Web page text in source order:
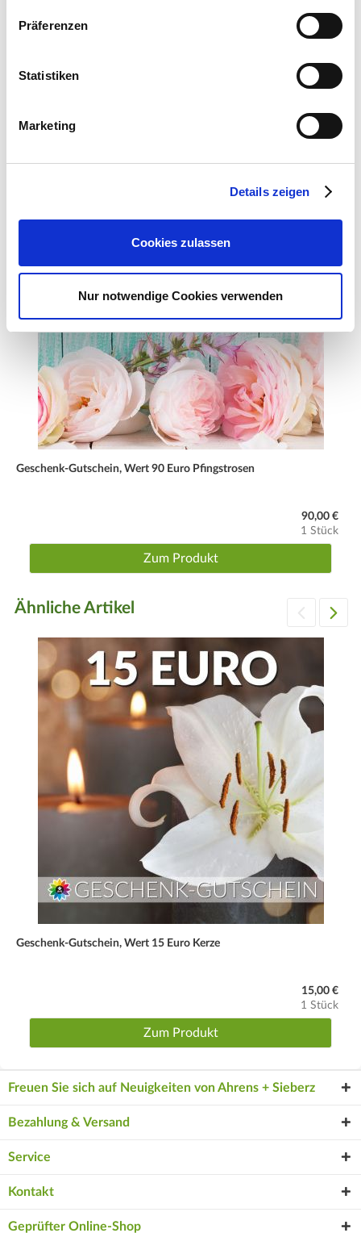
Präferenzen
Statistiken
Marketing
Details zeigen
Cookies zulassen
Nur notwendige Cookies verwenden
E-Mail: info@as-garten.de
Zubehör Produkte
Geschenk-Gutschein, Wert 90 Euro Pfingstrosen
90,00 €
1 Stück
Zum Produkt
Ähnliche Artikel
Geschenk-Gutschein, Wert 15 Euro Kerze
15,00 €
1 Stück
Zum Produkt
Freuen Sie sich auf Neuigkeiten von Ahrens + Sieberz
Bezahlung & Versand
Service
Kontakt
Geprüfter Online-Shop